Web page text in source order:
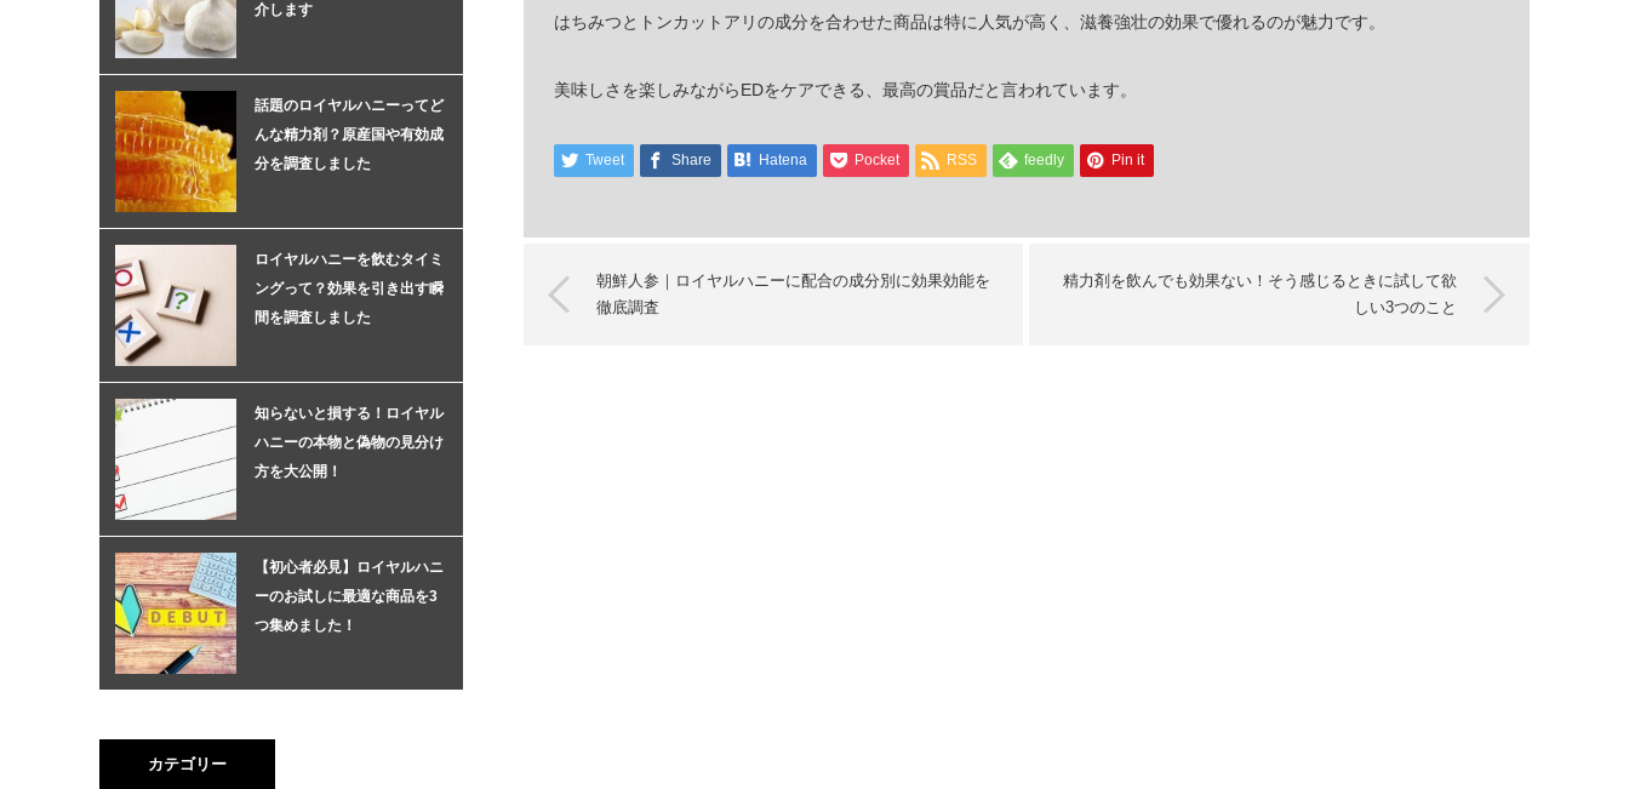
はちみつとトンカットアリの成分を合わせた商品は特に人気が高く、滋養強壮の効果で優れるのが魅力です。
美味しさを楽しみながらEDをケアできる、最高の賞品だと言われています。
Tweet Share Hatena Pocket RSS feedly Pin it
朝鮮人参｜ロイヤルハニーに配合の成分別に効果効能を
徹底調査
精力剤を飲んでも効果ない！そう感じるときに試して欲
しい3つのこと
介します
話題のロイヤルハニーってど
んな精力剤？原産国や有効成
分を調査しました
ロイヤルハニーを飲むタイミ
ングって？効果を引き出す瞬
間を調査しました
知らないと損する！ロイヤル
ハニーの本物と偽物の見分け
方を大公開！
【初心者必見】ロイヤルハニ
ーのお試しに最適な商品を3
つ集めました！
カテゴリー